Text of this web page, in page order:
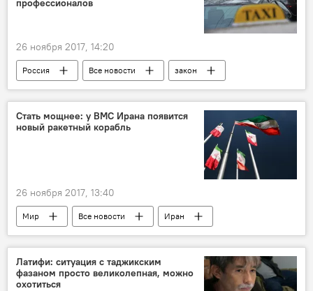
профессионалов
26 ноября 2017, 14:20
Россия Все новости
закон
Транспорт
Стать мощнее: у ВМС Ирана появится
новый ракетный корабль
26 ноября 2017, 13:40
Мир Все новости
Иран
корабль
ракета
Армия и вооружение
Латифи: ситуация с таджикским
фазаном просто великолепная, можно
охотиться